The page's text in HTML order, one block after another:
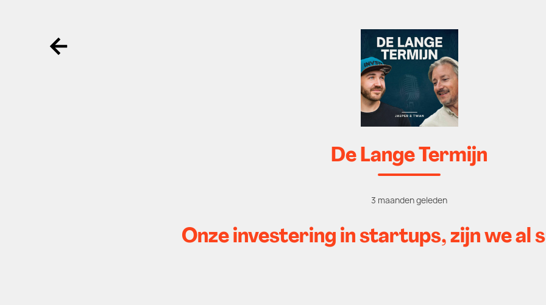
Ga terug
De Lange Termijn
3 maanden geleden
Onze investering in startups, zijn we al